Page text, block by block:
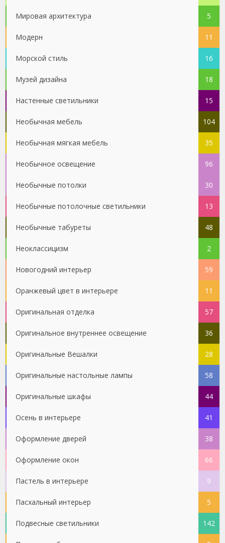
Мировая архитектура 5
Модерн 11
Морской стиль 16
Музей дизайна 18
Настенные светильники 15
Необычная мебель 104
Необычная мягкая мебель 35
Необычное освещение 96
Необычные потолки 30
Необычные потолочные светильники 13
Необычные табуреты 48
Неоклассицизм 2
Новогодний интерьер 59
Оранжевый цвет в интерьере 11
Оригинальная отделка 57
Оригинальное внутреннее освещение 36
Оригинальные Вешалки 28
Оригинальные настольные лампы 58
Оригинальные шкафы 44
Осень в интерьере 41
Оформление дверей 38
Оформление окон 66
Пастель в интерьере 9
Пасхальный интерьер 5
Подвесные светильники 142